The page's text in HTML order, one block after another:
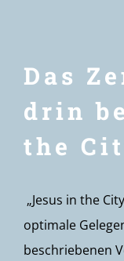
Das
drin
the
„Jesus in the
optimale
beschriebenen